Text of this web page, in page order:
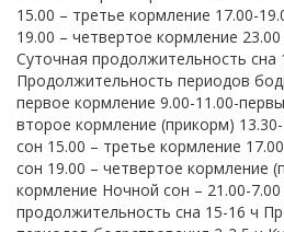
15.00 – третье кормление 17.00-
19.00 – четвертое кормление
Суточная продолжительность сна
Продолжительность периодов
первое кормление 9.00-11.00-
второе кормление (прикорм)
сон 15.00 – третье кормление
сон 19.00 – четвертое кормление
кормление Ночной сон – 21.00-
продолжительность сна 15-16 ч